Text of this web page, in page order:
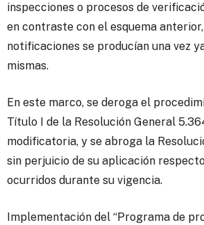
inspecciones o procesos de
en contraste con el esquema
notificaciones se producían una vez
mismas.
En este marco, se deroga el
Título I de la Resolución General
modificatoria, y se abroga la
sin perjuicio de su aplicación
ocurridos durante su vigencia.
Implementación del “Programa de